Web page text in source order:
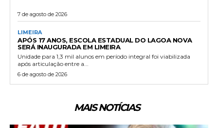
7 de agosto de 2026
LIMEIRA
APÓS 17 ANOS, ESCOLA ESTADUAL DO LAGOA NOVA
SERÁ INAUGURADA EM LIMEIRA
Unidade para 1,3 mil alunos em período integral foi viabilizada
após articulação entre a...
6 de agosto de 2026
MAIS NOTÍCIAS